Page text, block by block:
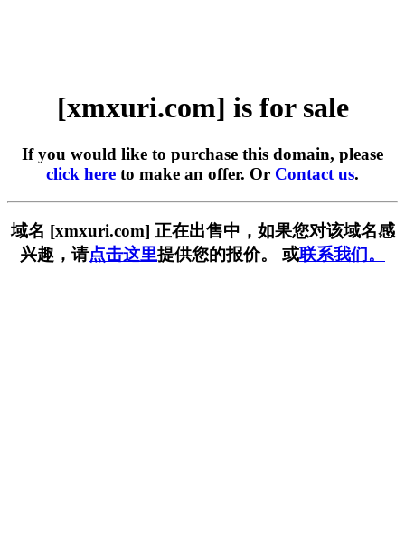
[xmxuri.com] is for sale
If you would like to purchase this domain, please
click here to make an offer. Or Contact us.
域名 [xmxuri.com] 正在出售中，如果您对该域名感
兴趣，请点击这里提供您的报价。 或联系我们。